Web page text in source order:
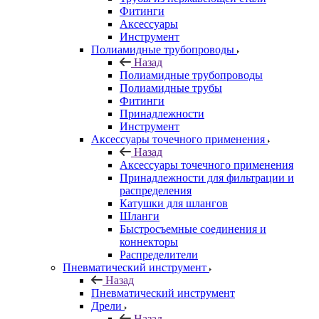
Фитинги
Аксессуары
Инструмент
Полиамидные трубопроводы
Назад
Полиамидные трубопроводы
Полиамидные трубы
Фитинги
Принадлежности
Инструмент
Аксессуары точечного применения
Назад
Аксессуары точечного применения
Принадлежности для фильтрации и
распределения
Катушки для шлангов
Шланги
Быстросъемные соединения и
коннекторы
Распределители
Пневматический инструмент
Назад
Пневматический инструмент
Дрели